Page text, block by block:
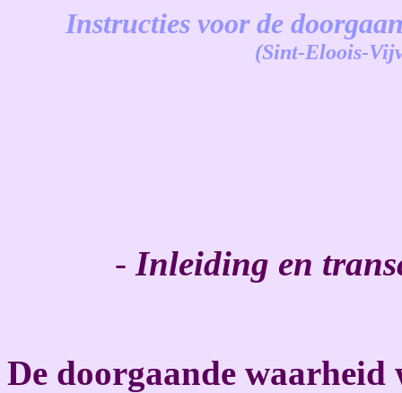
Instructies voor de
(Sint-Eloois-
- Inleiding en
De doorgaande waarheid